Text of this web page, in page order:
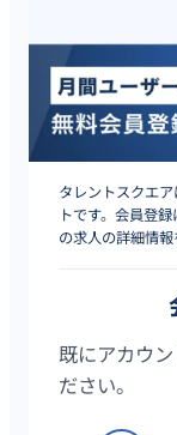
タレントスクエ
トです。会員登
の求人の詳細情報
既にアカウ
ださい。